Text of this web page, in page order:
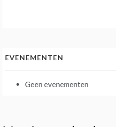
EVENEMENTEN
Geen evenementen